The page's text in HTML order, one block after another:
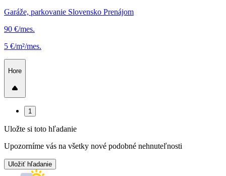
Garáže, parkovanie Slovensko Prenájom
90 €/mes.
5 €/m²/mes.
Hore
1
Uložte si toto hľadanie
Upozorníme vás na všetky nové podobné nehnuteľnosti
Uložiť hľadanie